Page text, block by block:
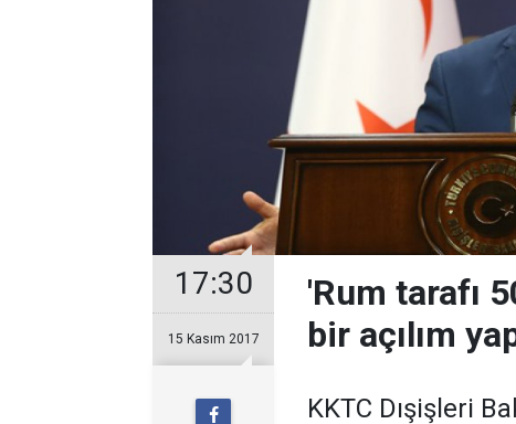
17:30
15 Kasım 2017
'Rum tarafı
bir açılım
KKTC Dışişleri